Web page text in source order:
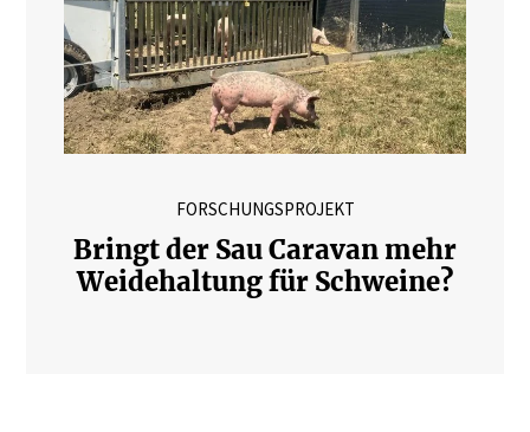
FORSCHUNGSPROJEKT
Bringt der Sau Caravan mehr
Weidehaltung für Schweine?